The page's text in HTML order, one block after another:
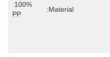
Material:
PP